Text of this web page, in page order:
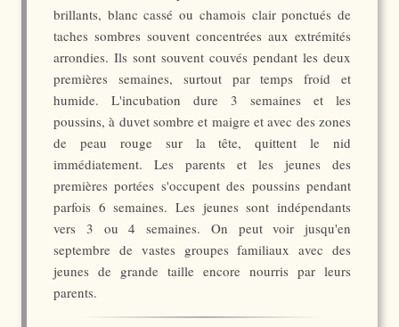
brillants, blanc cassé ou chamois clair ponctués de
taches sombres souvent concentrées aux extrémités
arrondies. Ils sont souvent couvés pendant les deux
premières semaines, surtout par temps froid et
humide. L'incubation dure 3 semaines et les
poussins, à duvet sombre et maigre et avec des zones
de peau rouge sur la tête, quittent le nid
immédiatement. Les parents et les jeunes des
premières portées s'occupent des poussins pendant
parfois 6 semaines. Les jeunes sont indépendants
vers 3 ou 4 semaines. On peut voir jusqu'en
septembre de vastes groupes familiaux avec des
jeunes de grande taille encore nourris par leurs
parents.